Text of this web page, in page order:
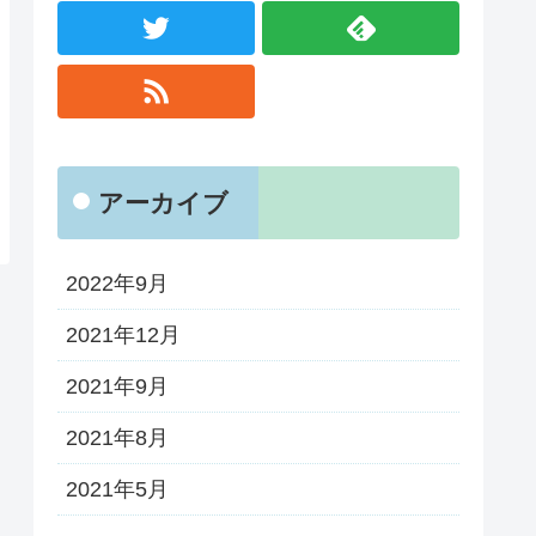
アーカイブ
2022年9月
2021年12月
2021年9月
2021年8月
2021年5月